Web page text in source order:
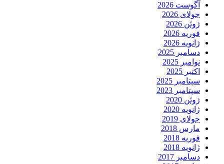
آگوست 2026
جولای 2026
ژوئن 2026
فوریه 2026
ژانویه 2026
دسامبر 2025
نوامبر 2025
اکتبر 2025
سپتامبر 2025
سپتامبر 2023
ژوئن 2020
ژانویه 2020
جولای 2019
مارس 2018
فوریه 2018
ژانویه 2018
دسامبر 2017